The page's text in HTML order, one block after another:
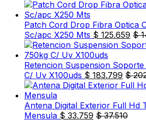
Patch Cord Drop Fibra Optica
Sc/apc X250 Mts $ 125.659 $
Retencion Suspension
C/ Uv X100uds $ 183.799 $
Antena Digital Exterior Full Hd
Mensula $ 33.759 $37.510